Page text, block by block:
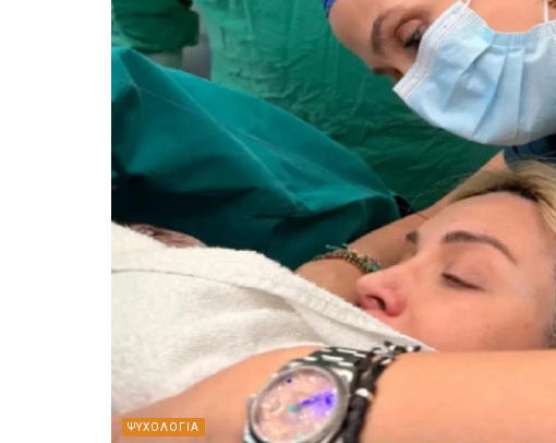
ΨΥΧΟΛΟΓΙΑ